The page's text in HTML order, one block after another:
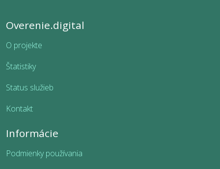
Overenie.digital
O projekte
Štatistiky
Status služieb
Kontakt
Informácie
Podmienky používania